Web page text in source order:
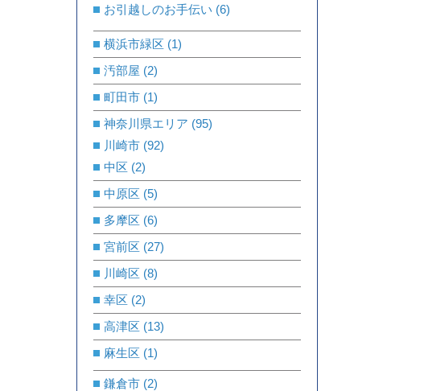
お引越しのお手伝い (6)
横浜市緑区 (1)
汚部屋 (2)
町田市 (1)
神奈川県エリア (95)
川崎市 (92)
中区 (2)
中原区 (5)
多摩区 (6)
宮前区 (27)
川崎区 (8)
幸区 (2)
高津区 (13)
麻生区 (1)
鎌倉市 (2)